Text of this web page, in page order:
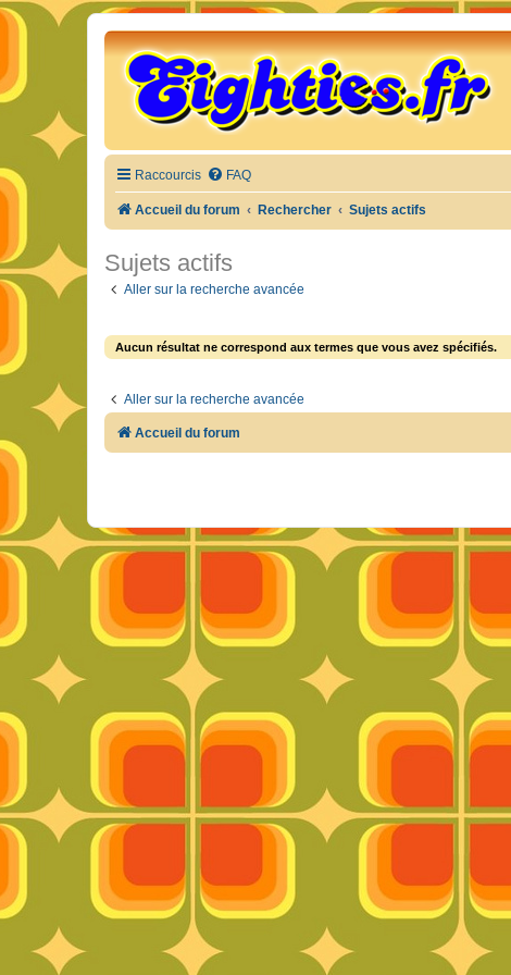
Raccourcis FAQ
Accueil du forum Rechercher Sujets actifs
Sujets actifs
Aller sur la recherche avancée
Aucun résultat ne correspond aux termes que vous avez spécifiés.
Aller sur la recherche avancée
Accueil du forum